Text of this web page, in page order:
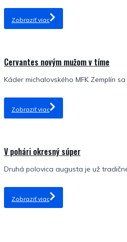
Zobraziť viac
Cervantes novým mužom v tíme
Káder michalovského MFK Zemplín
Zobraziť viac
V pohári okresný súper
Druhá polovica augusta je už
Zobraziť viac